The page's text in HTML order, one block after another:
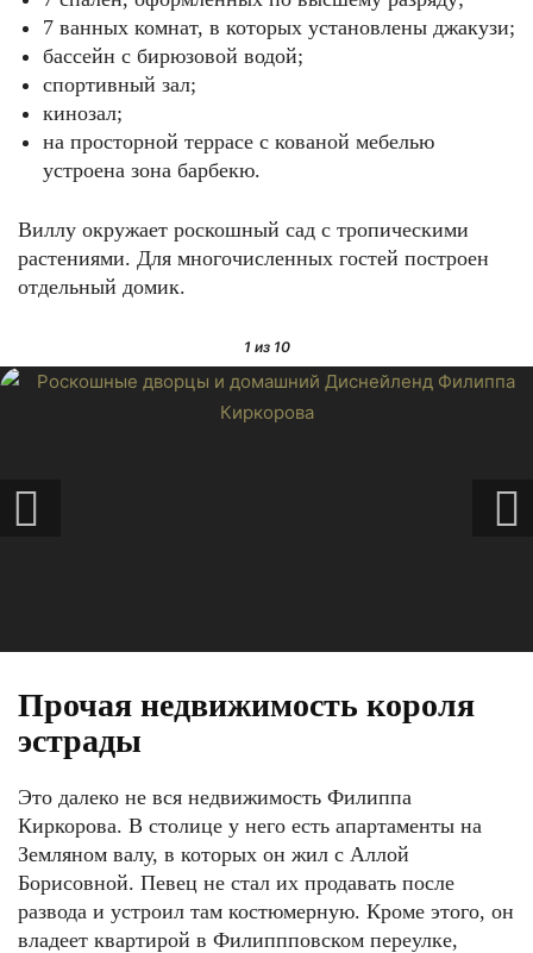
7 ванных комнат, в которых установлены джакузи;
бассейн с бирюзовой водой;
спортивный зал;
кинозал;
на просторной террасе с кованой мебелью
устроена зона барбекю.
Виллу окружает роскошный сад с тропическими
растениями. Для многочисленных гостей построен
отдельный домик.
1из 10
Прочая недвижимость короля
эстрады
Это далеко не вся недвижимость Филиппа
Киркорова. В столице у него есть апартаменты на
Земляном валу, в которых он жил с Аллой
Борисовной. Певец не стал их продавать после
развода и устроил там костюмерную. Кроме этого, он
владеет квартирой в Филиппповском переулке,